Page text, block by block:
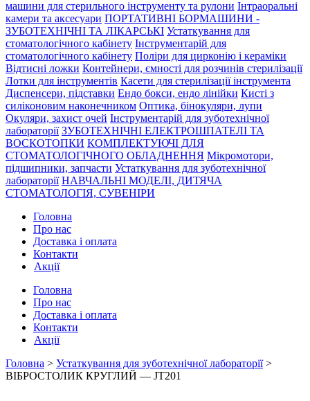
машини для стерильного інструменту та рулони Інтраоральні
камери та аксесуари ПОРТАТИВНІ БОРМАШИНИ -
ЗУБОТЕХНІЧНІ ТА ЛІКАРСЬКІ Устаткування для
стоматологічного кабінету Інструментарій для
стоматологічного кабінету Поліри для цирконію і кераміки
Відтисні ложки Контейнери, ємності для розчинів стерилізації
Лотки для інструментів Касети для стерилізації інструмента
Диспенсери, підставки Ендо бокси, ендо лінійки Кисті з
силіконовим наконечником Оптика, бінокуляри, лупи
Окуляри, захист очей Інструментарій для зуботехнічної
лабораторії ЗУБОТЕХНІЧНІ ЕЛЕКТРОШПАТЕЛІ ТА
ВОСКОТОПКИ КОМПЛЕКТУЮЧІ ДЛЯ
СТОМАТОЛОГІЧНОГО ОБЛАДНЕННЯ Мікромотори,
підшипники, запчасти Устаткування для зуботехнічної
лабораторії НАВЧАЛЬНІ МОДЕЛІ, ДИТЯЧА
СТОМАТОЛОГІЯ, СУВЕНІРИ
Головна
Про нас
Доставка і оплата
Контакти
Акції
Головна
Про нас
Доставка і оплата
Контакти
Акції
Головна > Устаткування для зуботехнічної лабораторії>
ВІБРОСТОЛИК КРУГЛИЙ — JT201